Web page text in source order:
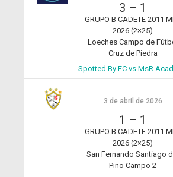
3 – 1
GRUPO B CADETE 2011
2026 (2×25)
Loeches Campo de
Cruz de Piedra
Spotted By FC vs MsR
3 de abril de 2026
1 – 1
GRUPO B CADETE 2011
2026 (2×25)
San Fernando Santiago
Pino Campo 2